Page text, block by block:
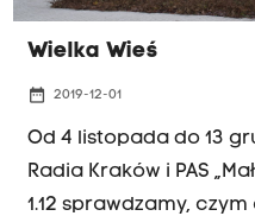
Wielka Wieś
date_range 2019-12-01
Od 4 listopada do 13
Radia Kraków i PAS
1.12 sprawdzamy,